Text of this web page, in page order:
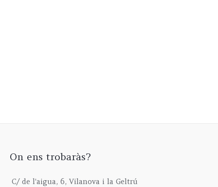
On ens trobaràs?
C/ de l'aigua, 6, Vilanova i la Geltrú